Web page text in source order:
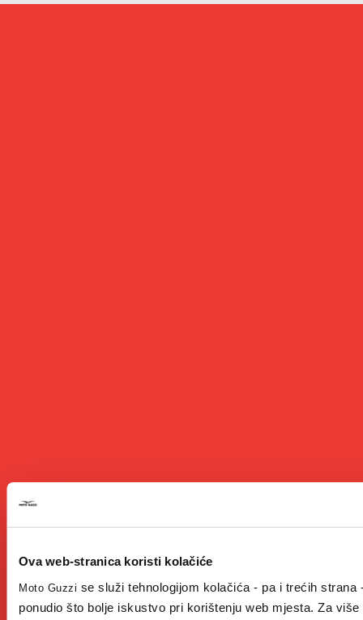
Ova web-stranica koristi kolačiće
Moto Guzzi se služi tehnologijom kolačića - pa i trećih strana
ponudio što bolje iskustvo pri korištenju web mjesta. Za